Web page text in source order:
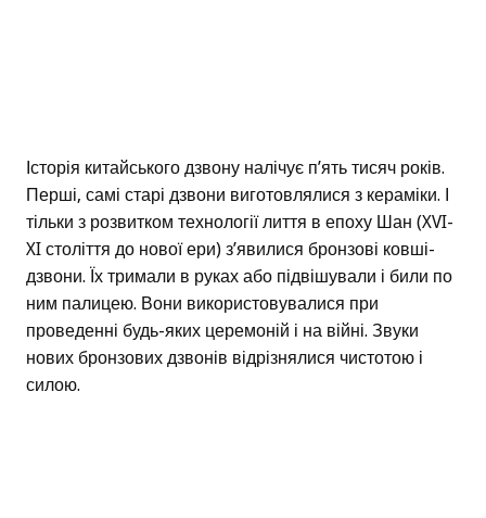
Історія китайського дзвону налічує п’ять тисяч років.
Перші, самі старі дзвони виготовлялися з кераміки. І
тільки з розвитком технології лиття в епоху Шан (XVI-
XI століття до нової ери) з’явилися бронзові ковші-
дзвони. Їх тримали в руках або підвішували і били по
ним палицею. Вони використовувалися при
проведенні будь-яких церемоній і на війні. Звуки
нових бронзових дзвонів відрізнялися чистотою і
силою.